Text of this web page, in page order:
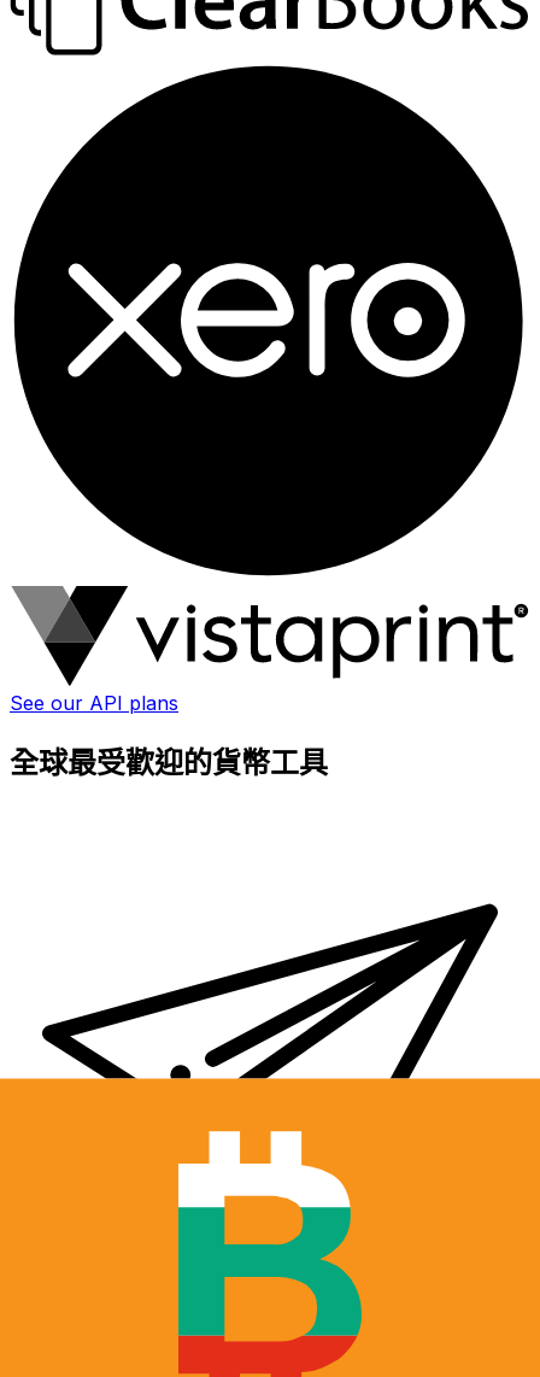
See our API plans
全球最受歡迎的貨幣工具